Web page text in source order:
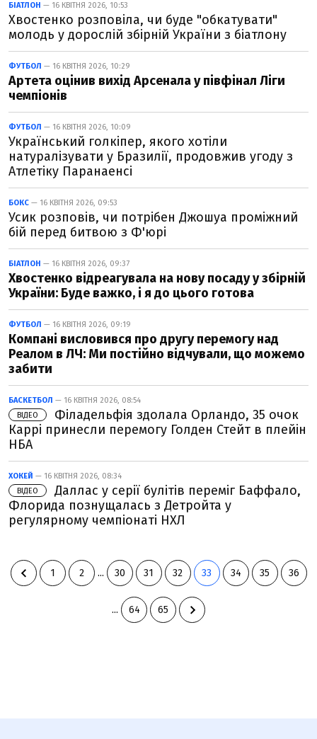
БІАТЛОН — 16 КВІТНЯ 2026, 10:53
Хвостенко розповіла, чи буде "обкатувати"
молодь у дорослій збірній України з біатлону
ФУТБОЛ — 16 КВІТНЯ 2026, 10:29
Артета оцінив вихід Арсенала у півфінал Ліги
чемпіонів
ФУТБОЛ — 16 КВІТНЯ 2026, 10:09
Український голкіпер, якого хотіли
натуралізувати у Бразилії, продовжив угоду з
Атлетіку Паранаенсі
БОКС — 16 КВІТНЯ 2026, 09:53
Усик розповів, чи потрібен Джошуа проміжний
бій перед битвою з Ф'юрі
БІАТЛОН — 16 КВІТНЯ 2026, 09:37
Хвостенко відреагувала на нову посаду у збірній
України: Буде важко, і я до цього готова
ФУТБОЛ — 16 КВІТНЯ 2026, 09:19
Компані висловився про другу перемогу над
Реалом в ЛЧ: Ми постійно відчували, що можемо
забити
БАСКЕТБОЛ — 16 КВІТНЯ 2026, 08:54
ВІДЕО
Філадельфія здолала Орландо, 35 очок
Каррі принесли перемогу Голден Стейт в плейін
НБА
ХОКЕЙ — 16 КВІТНЯ 2026, 08:34
ВІДЕО
Даллас у серії булітів переміг Баффало,
Флорида познущалась з Детройта у
регулярному чемпіонаті НХЛ
1 2 ... 30 31 32 33 34 35 36
... 64 65